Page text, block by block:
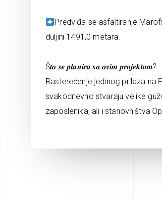
Predviđa se asfaltiranje
duljini 1491,0 metara.
Š𝒕𝒐 𝒔𝒆 𝒑𝒍𝒂𝒏𝒊𝒓𝒂 𝒔𝒂 𝒐𝒗𝒊𝒎 𝒑𝒓𝒐𝒋𝒆𝒌𝒕𝒐𝒎?
Rasterećenje jedinog prilaza na
svakodnevno stvaraju velike
zaposlenika, ali i stanovništva